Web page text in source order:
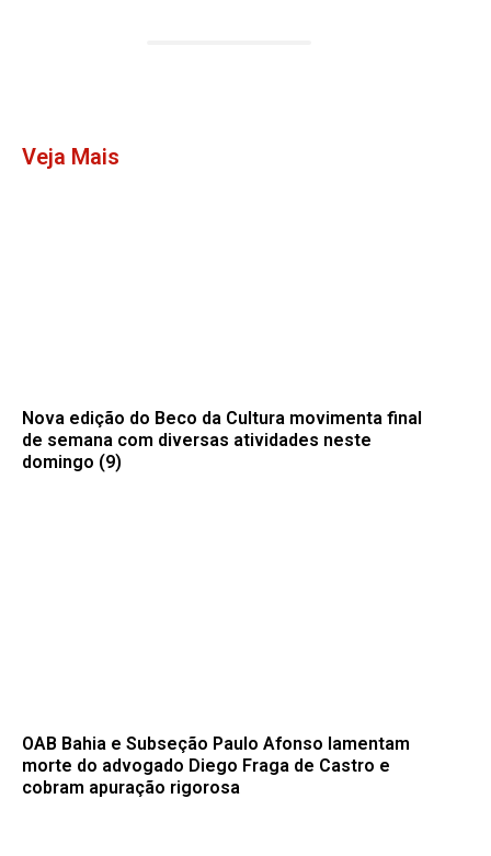
Veja Mais
Nova edição do Beco da Cultura movimenta final
de semana com diversas atividades neste
domingo (9)
OAB Bahia e Subseção Paulo Afonso lamentam
morte do advogado Diego Fraga de Castro e
cobram apuração rigorosa